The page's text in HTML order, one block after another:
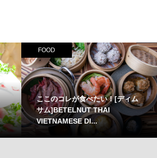
FOOD
ここのコレが食べたい！[ディム
サム]BETELNUT THAI
VIETNAMESE DI...